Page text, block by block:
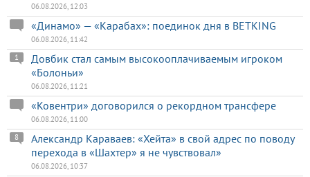
06.08.2026, 12:03
«Динамо» — «Карабах»: поединок дня в BETKING
06.08.2026, 11:42
Довбик стал самым высокооплачиваемым игроком
«Болоньи»
1
06.08.2026, 11:21
«Ковентри» договорился о рекордном трансфере
06.08.2026, 11:00
Александр Караваев: «Хейта» в свой адрес по поводу
перехода в «Шахтер» я не чувствовал»
8
06.08.2026, 10:37